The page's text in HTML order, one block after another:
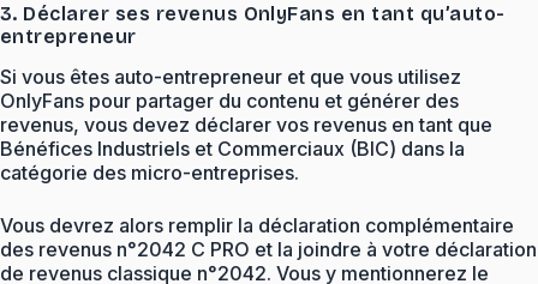
3. Déclarer ses revenus OnlyFans en tant qu’auto-
entrepreneur
Si vous êtes auto-entrepreneur et que vous utilisez
OnlyFans pour partager du contenu et générer des
revenus, vous devez déclarer vos revenus en tant que
Bénéfices Industriels et Commerciaux (BIC) dans la
catégorie des micro-entreprises.
Vous devrez alors remplir la déclaration complémentaire
des revenus n°2042 C PRO et la joindre à votre déclaration
de revenus classique n°2042. Vous y mentionnerez le